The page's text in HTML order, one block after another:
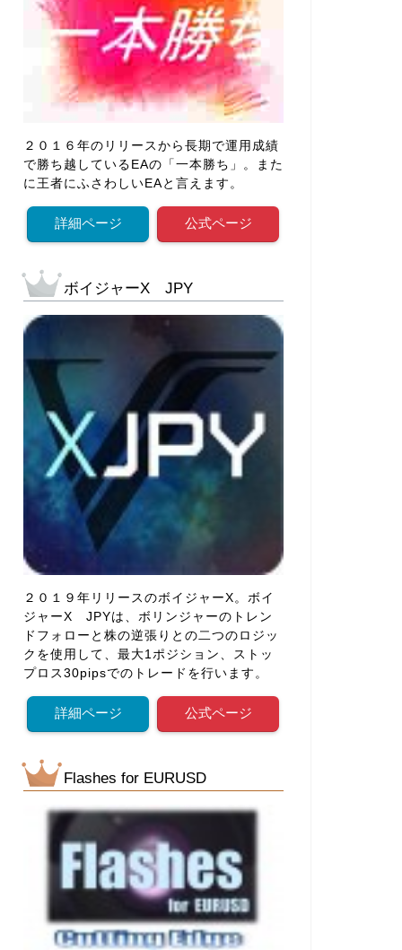
２０１６年のリリースから長期で運用成績
で勝ち越しているEAの「一本勝ち」。また
に王者にふさわしいEAと言えます。
詳細ページ 公式ページ
ボイジャーX JPY
２０１９年リリースのボイジャーX。ボイ
ジャーX JPYは、ボリンジャーのトレン
ドフォローと株の逆張りとの二つのロジッ
クを使用して、最大1ポジション、ストッ
プロス30pipsでのトレードを行います。
詳細ページ 公式ページ
Flashes for EURUSD